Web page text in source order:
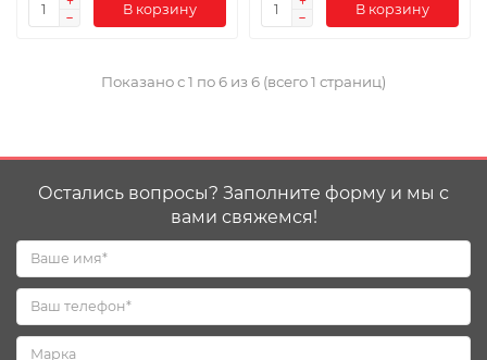
В корзину В корзину
Показано с 1 по 6 из 6 (всего 1 страниц)
Остались вопросы? Заполните форму и мы с
вами свяжемся!